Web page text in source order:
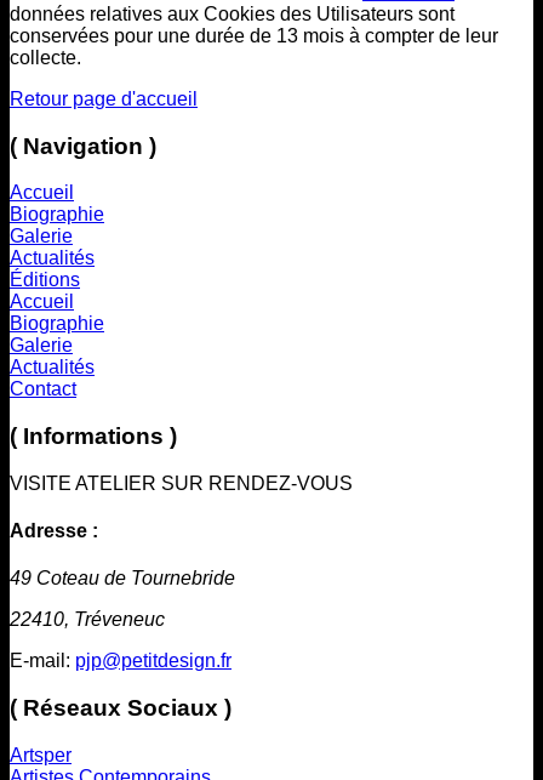
données relatives aux Cookies des Utilisateurs sont
conservées pour une durée de 13 mois à compter de leur
collecte.
Retour page d'accueil
( Navigation )
Accueil
Biographie
Galerie
Actualités
Éditions
Accueil
Biographie
Galerie
Actualités
Contact
( Informations )
VISITE ATELIER SUR RENDEZ-VOUS
Adresse :
49 Coteau de Tournebride
22410, Tréveneuc
E-mail: pjp@petitdesign.fr
( Réseaux Sociaux )
Artsper